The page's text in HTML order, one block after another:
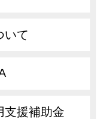
いて
支援補助金